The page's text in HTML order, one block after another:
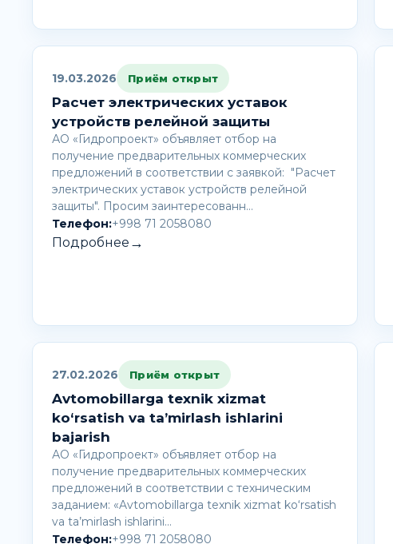
19.03.2026 Приём открыт
Расчет электрических уставок
устройств релейной защиты
АО «Гидропроект» объявляет отбор на
получение предварительных коммерческих
предложений в соответствии с заявкой: "Расчет
электрических уставок устройств релейной
защиты". Просим заинтересованн…
Телефон:+998 71 2058080
Подробнее →
27.02.2026 Приём открыт
Avtomobillarga texnik xizmat
ko‘rsatish va ta’mirlash ishlarini
bajarish
АО «Гидропроект» объявляет отбор на
получение предварительных коммерческих
предложений в соответствии с техническим
заданием: «Avtomobillarga texnik xizmat ko‘rsatish
va ta’mirlash ishlarini…
Телефон:+998 71 2058080